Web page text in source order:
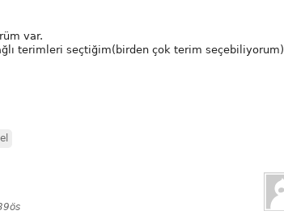
var.
terimleri seçtiğim(birden çok terim seçebiliyorum)